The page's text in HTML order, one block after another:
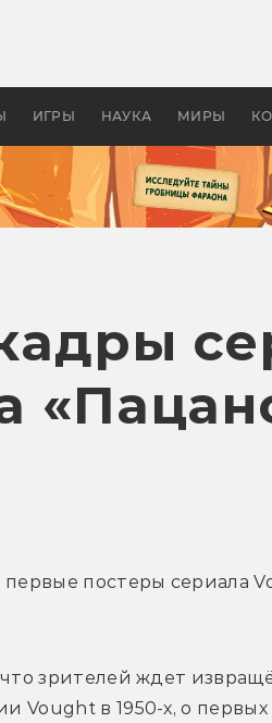
ИГРЫ НАУКА МИРЫ
апокалипсис, в России
первые постеры сериала
зрителей ждет
Vought в 1950-х, о